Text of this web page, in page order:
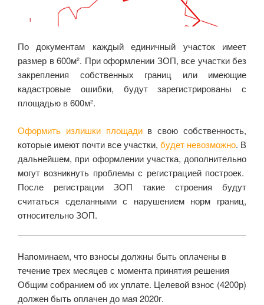
По документам каждый единичный участок имеет
размер в 600м². При оформлении ЗОП, все участки без
закрепления собственных границ или имеющие
кадастровые ошибки, будут зарегистрированы с
площадью в 600м².
Оформить излишки площадив свою собственность,
которые имеют почти все участки, будет невозможно. В
дальнейшем, при оформлении участка, дополнительно
могут возникнуть проблемы с регистрацией построек.
После регистрации ЗОП такие строения будут
считаться сделанными с нарушением норм границ,
относительно ЗОП.
Напоминаем, что взносы должны быть оплачены в
течение трех месяцев с момента принятия решения
Общим собранием об их уплате. Целевой взнос (4200р)
должен быть оплачен до мая 2020г.